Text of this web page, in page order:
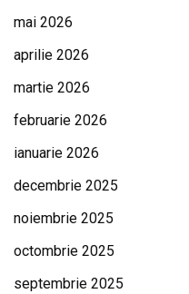
mai 2026
aprilie 2026
martie 2026
februarie 2026
ianuarie 2026
decembrie 2025
noiembrie 2025
octombrie 2025
septembrie 2025